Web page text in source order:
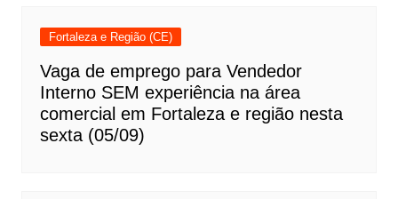
Fortaleza e Região (CE)
Vaga de emprego para Vendedor
Interno SEM experiência na área
comercial em Fortaleza e região nesta
sexta (05/09)